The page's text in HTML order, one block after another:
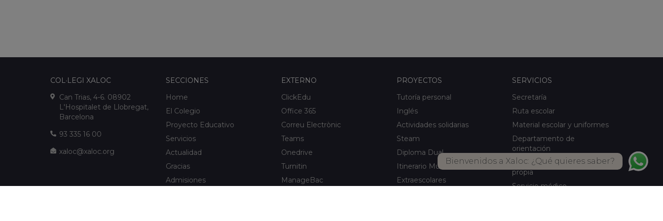
Bienvenidos a Xaloc: ¿Qué quieres saber?
COL·LEGI XALOC
Can Trias, 4-6. 08902
L'Hospitalet de Llobregat,
Barcelona
93 335 16 00
xaloc@xaloc.org
SECCIONES
Home
El Colegio
Proyecto Educativo
Servicios
Actualidad
Gracias
Admisiones
EXTERNO
ClickEdu
Office 365
Correu Electrònic
Teams
Onedrive
Turnitin
ManageBac
PROYECTOS
Tutoría personal
Inglés
Actividades solidarias
Steam
Diploma Dual
Itinerario Musical
Extraescolares
SERVICIOS
Secretaría
Ruta escolar
Material escolar y uniformes
Departamento de
orientación
Servicio de comedor Cocina
propia
Servicio médico